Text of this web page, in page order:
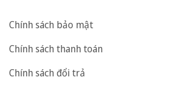
Chính sách bảo mật
Chính sách thanh toán
Chính sách đổi trả